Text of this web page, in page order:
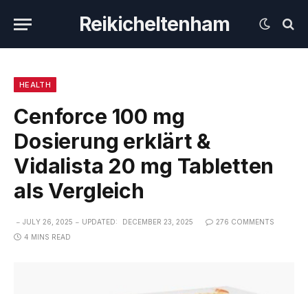
Reikicheltenham
HEALTH
Cenforce 100 mg
Dosierung erklärt &
Vidalista 20 mg Tabletten
als Vergleich
JULY 26, 2025 UPDATED: DECEMBER 23, 2025
276 COMMENTS
4 MINS READ